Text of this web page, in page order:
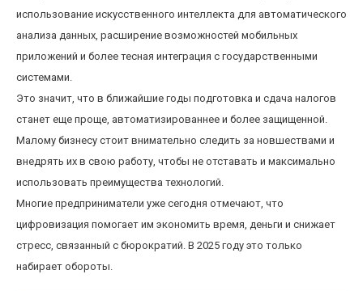
использование искусственного интеллекта для автоматического
анализа данных, расширение возможностей мобильных
приложений и более тесная интеграция с государственными
системами.
Это значит, что в ближайшие годы подготовка и сдача налогов
станет еще проще, автоматизированнее и более защищенной.
Малому бизнесу стоит внимательно следить за новшествами и
внедрять их в свою работу, чтобы не отставать и максимально
использовать преимущества технологий.
Многие предприниматели уже сегодня отмечают, что
цифровизация помогает им экономить время, деньги и снижает
стресс, связанный с бюрократий. В 2025 году это только
набирает обороты.